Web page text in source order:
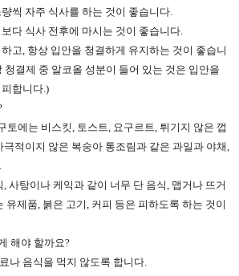
씩 자주 식사를 하는 것이 좋습니다.
다 식사 전후에 마시는 것이 좋습니다.
고, 항상 입안을 청결하게 유지하는 것이 좋습니
청결제 중 알코올 성분이 들어 있는 것은 입안을
합니다.)
토에는 비스킷, 토스트, 요구르트, 튀기지 않은 껍
극적이지 않은 복숭아 통조림과 같은 과일과 야채,
사탕이나 케익과 같이 너무 단 음식, 맵거나 뜨거
유제품, 붉은 고기, 커피 등은 피하도록 하는 것이
해야 할까요?
나 음식을 먹지 않도록 합니다.